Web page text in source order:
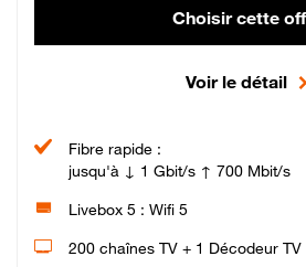
Choisir cette
Voir le détail
Fibre rapide :
jusqu'à ↓ 1 Gbit/s ↑ 700 Mbit/s
Livebox 5 : Wifi 5
200 chaînes TV + 1 Décodeur TV